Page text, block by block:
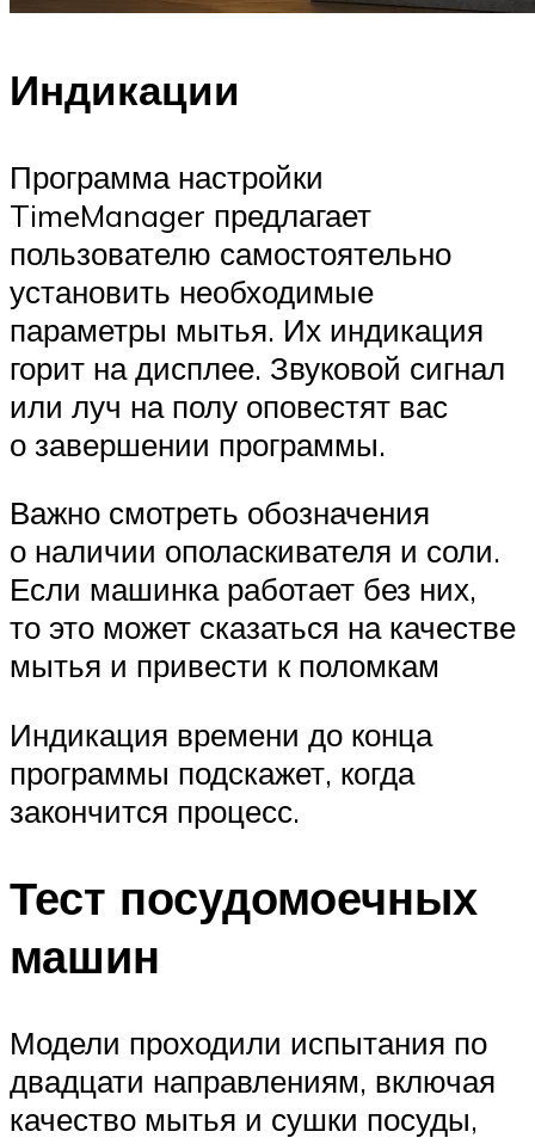
Индикации
Программа настройки
TimeManager предлагает
пользователю самостоятельно
установить необходимые
параметры мытья. Их индикация
горит на дисплее. Звуковой сигнал
или луч на полу оповестят вас
о завершении программы.
Важно смотреть обозначения
о наличии ополаскивателя и соли.
Если машинка работает без них,
то это может сказаться на качестве
мытья и привести к поломкам
Индикация времени до конца
программы подскажет, когда
закончится процесс.
Тест посудомоечных
машин
Модели проходили испытания по
двадцати направлениям, включая
качество мытья и сушки посуды,